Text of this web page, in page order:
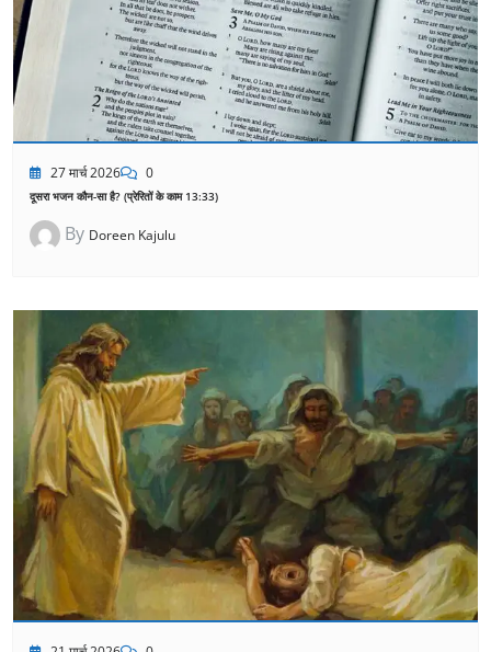
27 मार्च 2026 0
दूसरा भजन कौन-सा है? (प्रेरितों के काम 13:33)
By Doreen Kajulu